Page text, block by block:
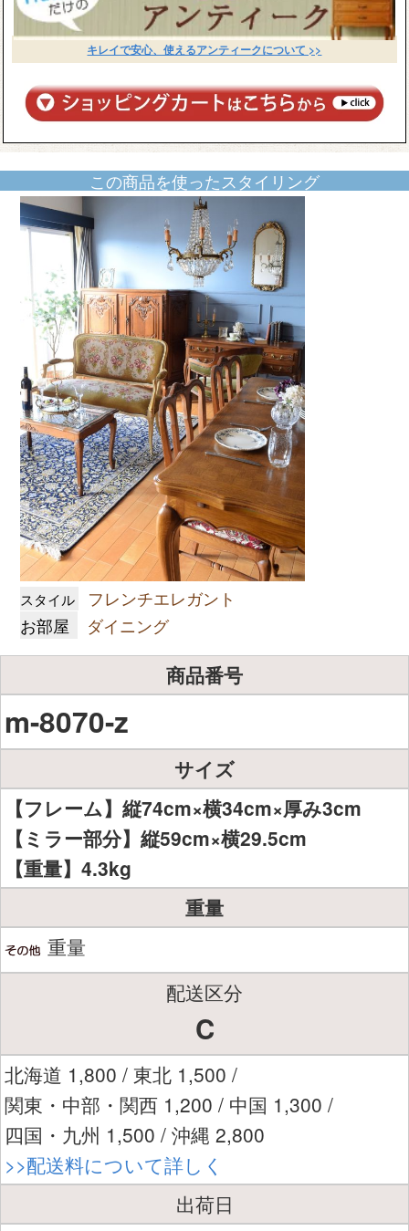
キレイで安心、使えるアンティークについて >>
この商品を使ったスタイリング
スタイル
フレンチエレガント
お部屋
ダイニング
商品番号
m-8070-z
サイズ
【フレーム】縦74cm×横34cm×厚み3cm
【ミラー部分】縦59cm×横29.5cm
【重量】4.3kg
重量
重量
配送区分
C
北海道 1,800 / 東北 1,500 /
関東・中部・関西 1,200 / 中国 1,300 /
四国・九州 1,500 / 沖縄 2,800
>>配送料について詳しく
出荷日